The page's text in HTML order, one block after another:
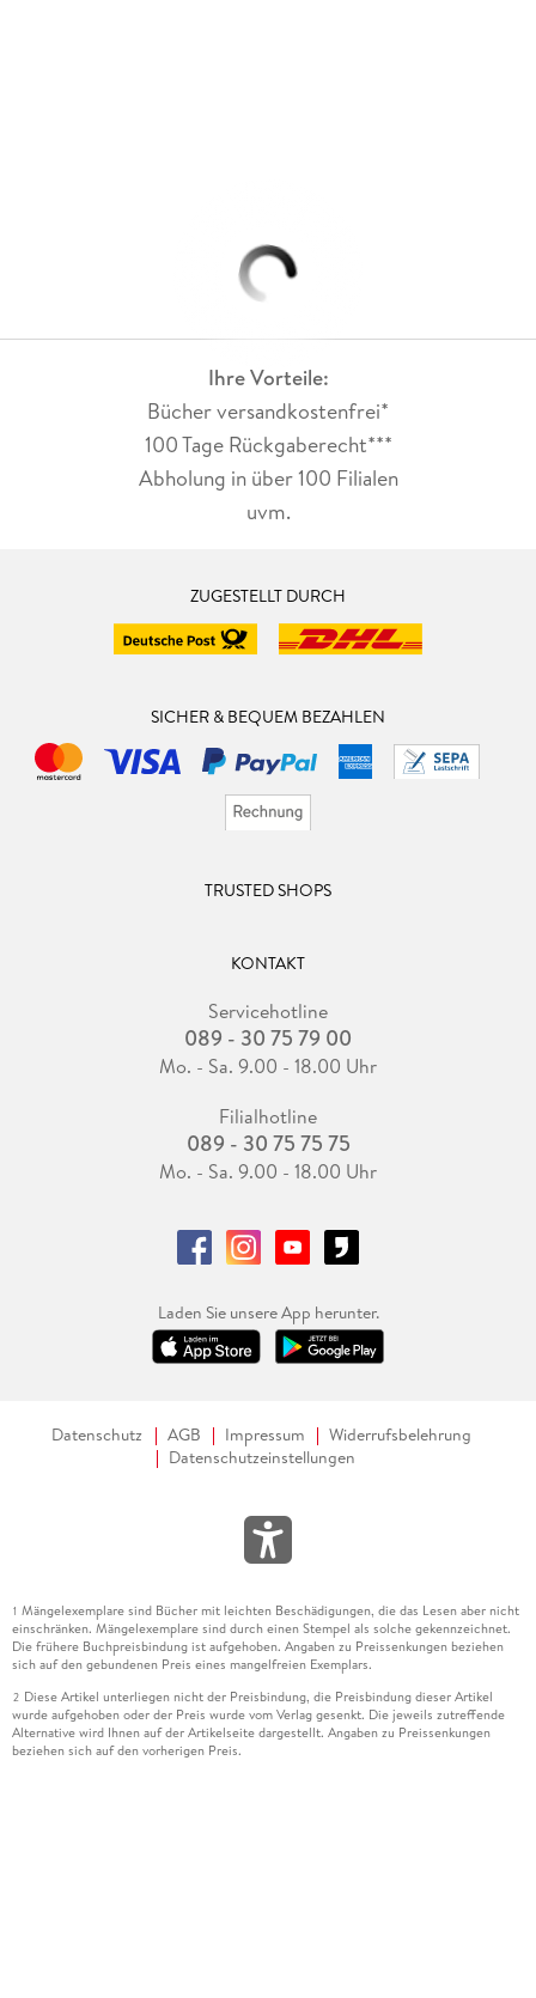
Ihre Vorteile:
Bücher versandkostenfrei*
100 Tage Rückgaberecht***
Abholung in über 100 Filialen
uvm.
ZUGESTELLT DURCH
SICHER & BEQUEM BEZAHLEN
TRUSTED SHOPS
KONTAKT
Servicehotline
089 - 30 75 79 00
Mo. - Sa. 9.00 - 18.00 Uhr
Filialhotline
089 - 30 75 75 75
Mo. - Sa. 9.00 - 18.00 Uhr
Laden Sie unsere App herunter.
Datenschutz AGB Impressum
Widerrufsbelehrung
Datenschutzeinstellungen
1 Mängelexemplare sind Bücher mit leichten Beschädigungen, die das Lesen aber nicht
einschränken. Mängelexemplare sind durch einen Stempel als solche gekennzeichnet.
Die frühere Buchpreisbindung ist aufgehoben. Angaben zu Preissenkungen beziehen
sich auf den gebundenen Preis eines mangelfreien Exemplars.
2 Diese Artikel unterliegen nicht der Preisbindung, die Preisbindung dieser Artikel
wurde aufgehoben oder der Preis wurde vom Verlag gesenkt. Die jeweils zutreffende
Alternative wird Ihnen auf der Artikelseite dargestellt. Angaben zu Preissenkungen
beziehen sich auf den vorherigen Preis.